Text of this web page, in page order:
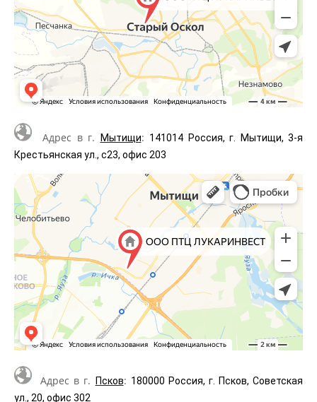
Адрес в г. Мытищи: 141014 Россия, г. Мытищи, 3-я
Крестьянская ул., с23, офис 203
Адрес в г. Псков: 180000 Россия, г. Псков, Советская
ул., 20, офис 302